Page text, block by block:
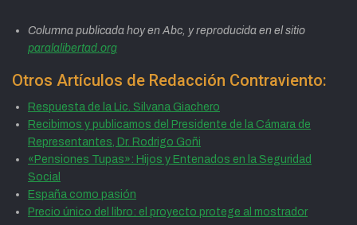
Columna publicada hoy en Abc, y reproducida en el sitio
paralalibertad.org
Otros Artículos de Redacción Contraviento:
Respuesta de la Lic. Silvana Giachero
Recibimos y publicamos del Presidente de la Cámara de
Representantes, Dr. Rodrigo Goñi
«Pensiones Tupas»: Hijos y Entenados en la Seguridad
Social
España como pasión
Precio único del libro: el proyecto protege al mostrador